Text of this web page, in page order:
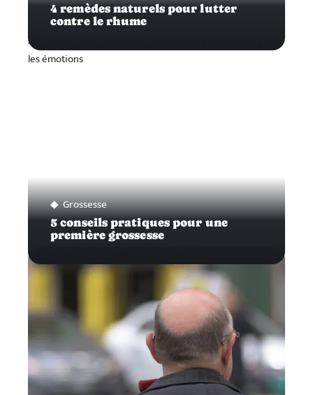
4 remèdes naturels pour lutter
contre le rhume
Grossesse
5 conseils pratiques pour une
première grossesse